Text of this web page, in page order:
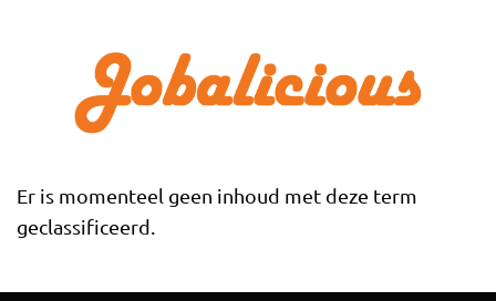
Er is momenteel geen inhoud met deze term
geclassificeerd.